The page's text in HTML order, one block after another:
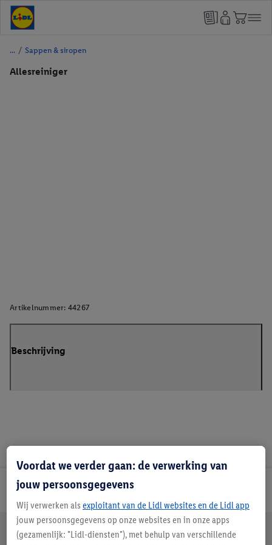
/ Sappen & siropen
Allesreiniger
Artikelnummer: 44267
Beschrijving
Lidl Nieuwsbrief
Jouw voordelen bij ons als Lidl webshop klant
Gratis retourneren Veilig winkelen
Voordat we verder gaan: de verwerking van
jouw persoonsgegevens
Wij verwerken als exploitant van de Lidl websites en de Lidl app
jouw persoonsgegevens op onze websites en in onze apps
(gezamenlijk: "Lidl-diensten"), met behulp van verschillende